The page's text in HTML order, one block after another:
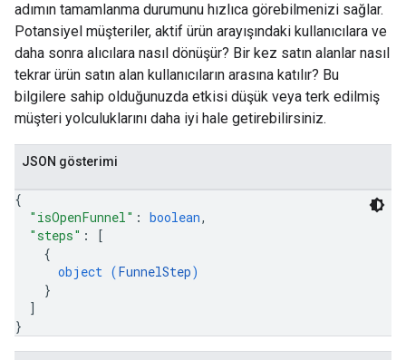
adımın tamamlanma durumunu hızlıca görebilmenizi sağlar.
Potansiyel müşteriler, aktif ürün arayışındaki kullanıcılara ve
daha sonra alıcılara nasıl dönüşür? Bir kez satın alanlar nasıl
tekrar ürün satın alan kullanıcıların arasına katılır? Bu
bilgilere sahip olduğunuzda etkisi düşük veya terk edilmiş
müşteri yolculuklarını daha iyi hale getirebilirsiniz.
JSON gösterimi
{
"isOpenFunnel" : boolean,
"steps" :
[
{
object (FunnelStep)
}
]
}